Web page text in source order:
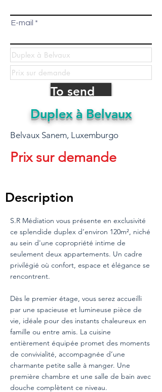
E-mail
To send
Duplex à Belvaux
Belvaux Sanem, Luxemburgo
Prix sur demande
Description
S.R Médiation vous présente en exclusivité
ce splendide duplex d’environ 120m², niché
au sein d'une copropriété intime de
seulement deux appartements. Un cadre
privilégié où confort, espace et élégance se
rencontrent.
Dès le premier étage, vous serez accueilli
par une spacieuse et lumineuse pièce de
vie, idéale pour des instants chaleureux en
famille ou entre amis. La cuisine
entièrement équipée promet des moments
de convivialité, accompagnée d’une
charmante petite salle à manger. Une
première chambre et une salle de bain avec
douche complètent ce niveau.